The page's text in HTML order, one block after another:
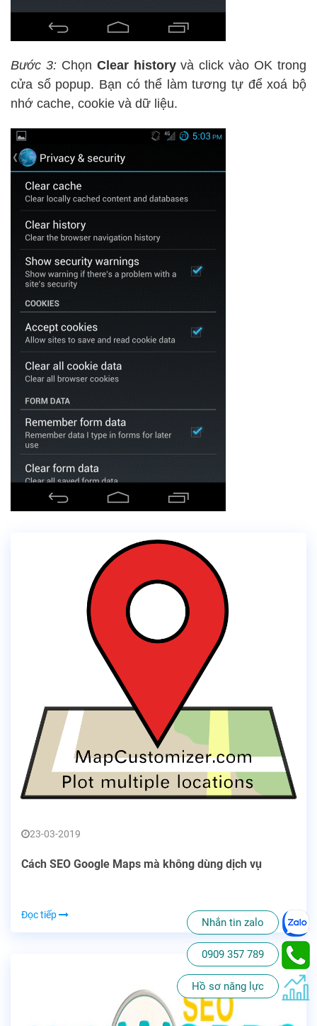
Bước 3:Chọn Clear historyvà click vào OK trong
cửa sổ popup. Bạn có thể làm tương tự để xoá bộ
nhớ cache, cookie và dữ liệu.
23-03-2019
Cách SEO Google Maps mà không dùng dịch vụ
Đọc tiếp
Nhắn tin zalo
0909 357 789
Hồ sơ năng lực